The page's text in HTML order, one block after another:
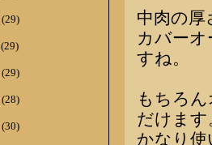
(29)
(29)
(29)
(28)
(30)
中肉の
カバー
すね。
もちろ
だけます
かなり